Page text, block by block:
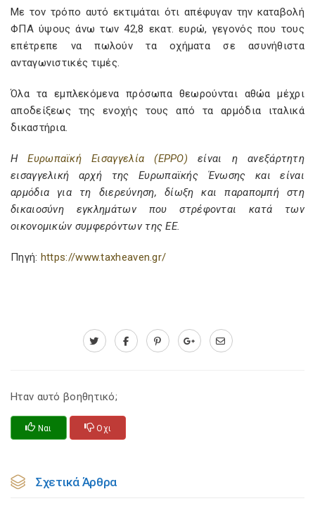
Με τον τρόπο αυτό εκτιμάται ότι απέφυγαν την καταβολή
ΦΠΑ ύψους άνω των 42,8 εκατ. ευρώ, γεγονός που τους
επέτρεπε να πωλούν τα οχήματα σε ασυνήθιστα
ανταγωνιστικές τιμές.
Όλα τα εμπλεκόμενα πρόσωπα θεωρούνται αθώα μέχρι
αποδείξεως της ενοχής τους από τα αρμόδια ιταλικά
δικαστήρια.
ΗΕυρωπαϊκή Εισαγγελία (EPPO) είναι η ανεξάρτητη
εισαγγελική αρχή της Ευρωπαϊκής Ένωσης και είναι
αρμόδια για τη διερεύνηση, δίωξη και παραπομπή στη
δικαιοσύνη εγκλημάτων που στρέφονται κατά των
οικονομικών συμφερόντων της ΕΕ.
Πηγή: https://www.taxheaven.gr/
Ηταν αυτό βοηθητικό;
Ναι Οχι
Σχετικά Άρθρα